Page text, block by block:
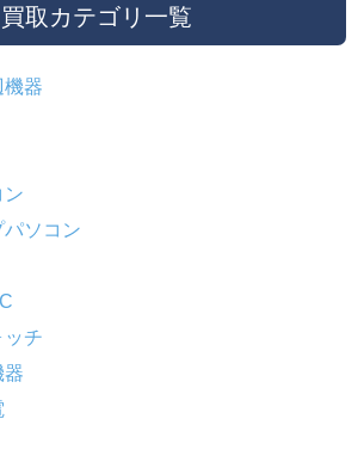
買取カテゴリ一覧
機器
ン
ソコン
ッチ
器